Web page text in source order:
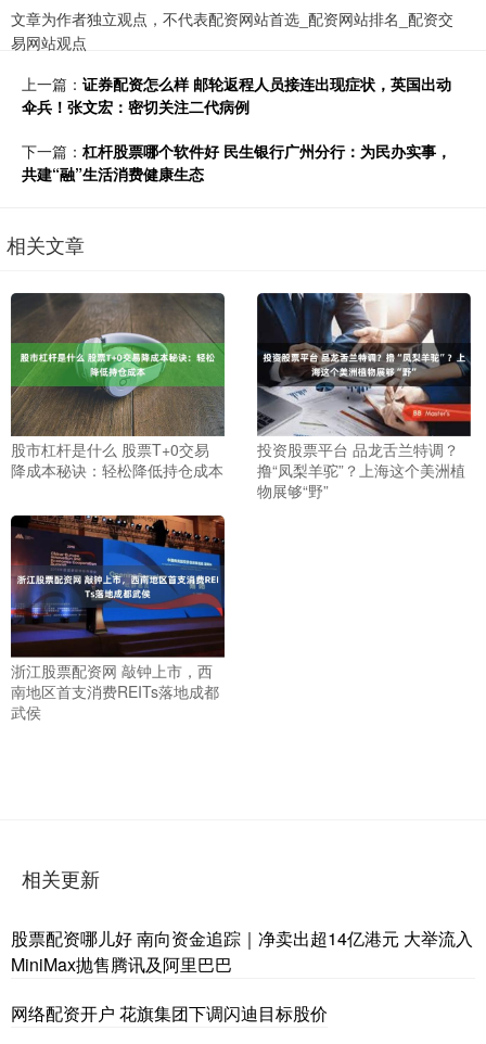
文章为作者独立观点，不代表配资网站首选_配资网站排名_配资交
易网站观点
上一篇： 证券配资怎么样 邮轮返程人员接连出现症状，英国出动
伞兵！张文宏：密切关注二代病例
下一篇： 杠杆股票哪个软件好 民生银行广州分行：为民办实事，
共建“融”生活消费健康生态
相关文章
股市杠杆是什么 股票T+0交易
降成本秘诀：轻松降低持仓成本
投资股票平台 品龙舌兰特调？
撸“凤梨羊驼”？上海这个美洲植
物展够“野”
浙江股票配资网 敲钟上市，西
南地区首支消费REITs落地成都
武侯
相关更新
股票配资哪儿好 南向资金追踪｜净卖出超14亿港元 大举流入
MiniMax抛售腾讯及阿里巴巴
网络配资开户 花旗集团下调闪迪目标股价